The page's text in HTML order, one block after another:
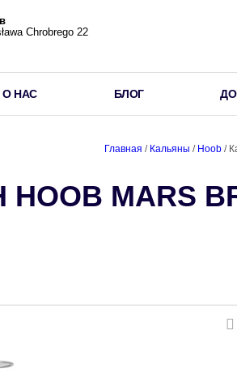
Chrobrego 22
О НАС БЛОГ
Главная / Кальяны / Hoob/
MARS